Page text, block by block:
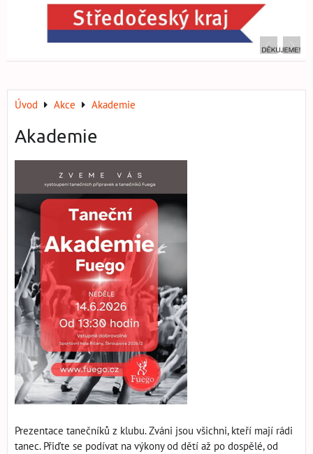
Úvod Akce Akademie
Akademie
Prezentace tanečníků z klubu. Zváni jsou všichni, kteří mají rádi
tanec. Přiďte se podívat na výkony od dětí až po dospělé, od